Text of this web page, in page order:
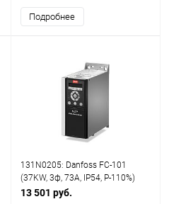
Подробнее
131N0205: Danfoss FC-101
(37KW, 3ф, 73A, IP54, P-110%)
13 501 руб.